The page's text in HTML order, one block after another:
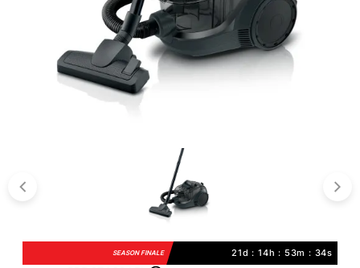
SEASON FINALE 21d : 14h : 53m : 34s